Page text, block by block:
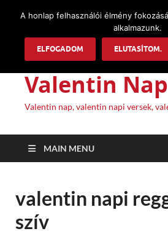
Valentin
Valentin nap, valentin napi versek,
MAIN MENU
valentin napi
szív
A honlap felhasználói élmény
alkalmazunk.
ELFOGADOM ELUTASÍTOM.